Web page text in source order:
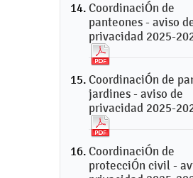
CoordinaciÓn de
panteones - aviso
privacidad 2025-
CoordinaciÓn de
jardines - aviso de
privacidad 2025-
CoordinaciÓn de
protecciÓn civil -